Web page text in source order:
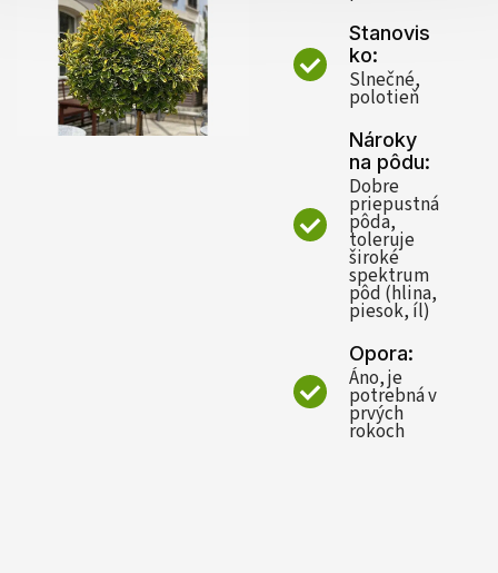
Stanovis
ko:
Slnečné,
polotieň
Nároky
na pôdu:
Dobre
priepustná
pôda,
toleruje
široké
spektrum
pôd (hlina,
piesok, íl)
Opora:
Áno, je
potrebná v
prvých
rokoch